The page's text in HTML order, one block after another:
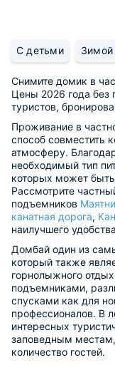
С детьми Зимой
Снимите домик в
Цены 2026 года без
туристов,
Проживание в
способ совместить
атмосферу.
необходимый тип
которых может
Рассмотрите
подъемников
канатная дорога,
наилучшего
Домбай один из
который также
горнолыжного
подъемниками,
спусками как для
профессионалов. В
интересных
заповедным
количество гостей.